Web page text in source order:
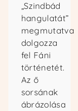
„Szindbád
hangulatát”
megmutatva
dolgozza
fel Fáni
történetét.
Az ő
sorsának
ábrázolása